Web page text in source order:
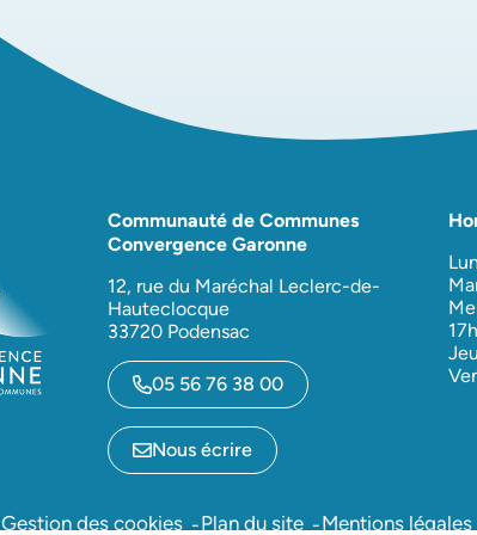
Communauté de Communes
Convergence Garonne
12, rue du Maréchal Leclerc-de-
Hauteclocque
33720 Podensac
05 56 76 38 00
Nous écrire
Gestion des cookies Plan du site Mentions légales